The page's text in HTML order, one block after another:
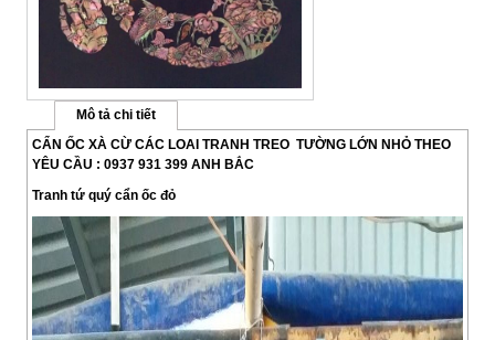
Mô tả chi tiết
CẨN ỐC XÀ CỪ CÁC LOAI TRANH TREO TƯỜNG LỚN NHỎ THEO
YÊU CẦU : 0937 931 399 ANH BẮC
Tranh tứ quý cẩn ốc đỏ